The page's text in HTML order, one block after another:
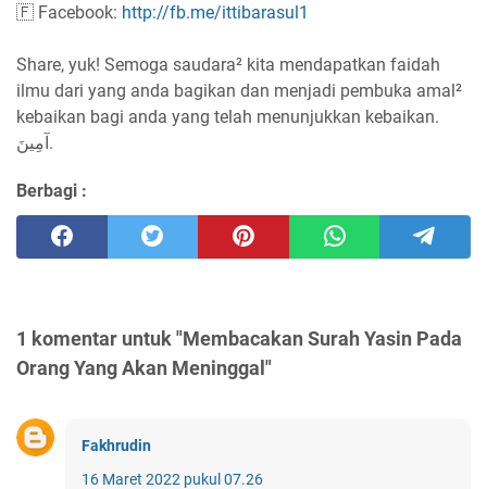
🇫 Facebook: http://fb.me/ittibarasul1
Share, yuk! Semoga saudara² kita mendapatkan faidah
ilmu dari yang anda bagikan dan menjadi pembuka amal²
kebaikan bagi anda yang telah menunjukkan kebaikan.
آمِينَ.
Berbagi :
1 komentar untuk "Membacakan Surah Yasin Pada
Orang Yang Akan Meninggal"
Fakhrudin
16 Maret 2022 pukul 07.26